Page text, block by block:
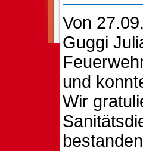
Von
Guggi
und
Wir